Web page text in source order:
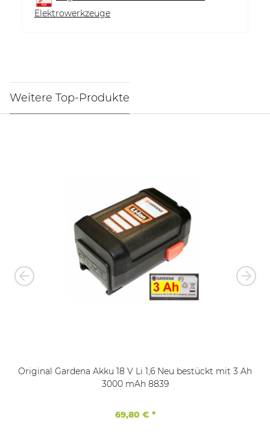
Elektrowerkzeuge
Weitere Top-Produkte
Original Gardena Akku 18 V Li 1,6 Neu bestückt mit 3 Ah
3000 mAh 8839
69,80 € *